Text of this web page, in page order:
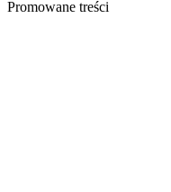
Promowane treści